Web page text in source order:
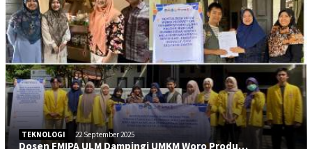
TEKNOLOGI 22 September 2025
Dosen FMIPA ULM Dampingi UMKM Woro Produ…